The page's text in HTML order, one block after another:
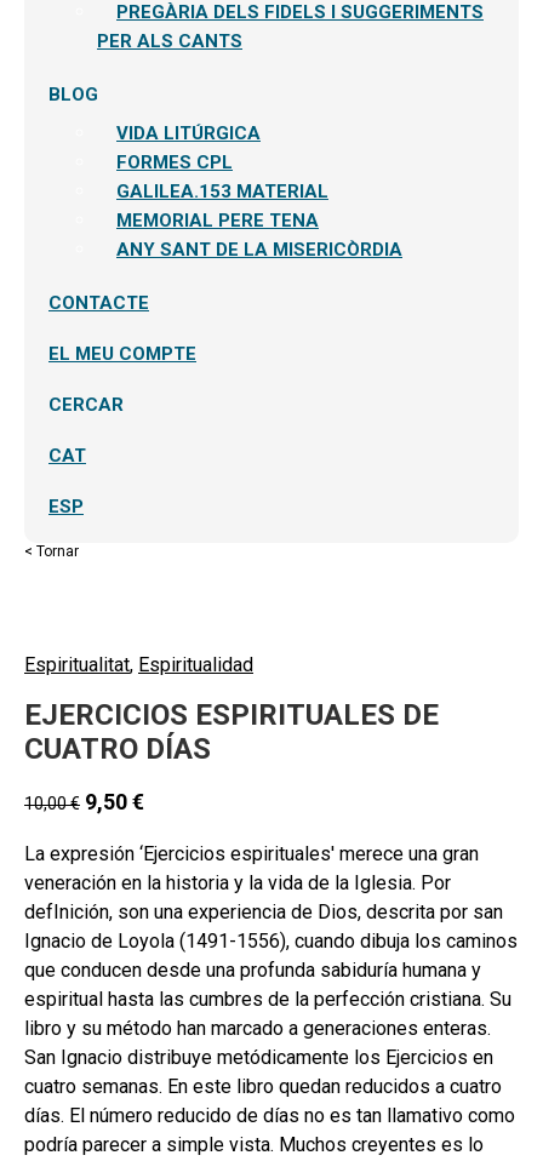
PREGÀRIA DELS FIDELS I SUGGERIMENTS
PER ALS CANTS
BLOG
VIDA LITÚRGICA
FORMES CPL
GALILEA.153 MATERIAL
MEMORIAL PERE TENA
ANY SANT DE LA MISERICÒRDIA
CONTACTE
EL MEU COMPTE
CERCAR
CAT
ESP
< Tornar
Espiritualitat, Espiritualidad
EJERCICIOS ESPIRITUALES DE
CUATRO DÍAS
10,00€ 9,50€
La expresión ‘Ejercicios espirituales' merece una gran
veneración en la historia y la vida de la Iglesia. Por
defInición, son una experiencia de Dios, descrita por san
Ignacio de Loyola (1491-1556), cuando dibuja los caminos
que conducen desde una profunda sabiduría humana y
espiritual hasta las cumbres de la perfección cristiana. Su
libro y su método han marcado a generaciones enteras.
San Ignacio distribuye metódicamente los Ejercicios en
cuatro semanas. En este libro quedan reducidos a cuatro
días. El número reducido de días no es tan llamativo como
podría parecer a simple vista. Muchos creyentes es lo